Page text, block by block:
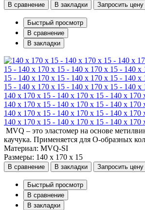
В сравнение В закладки Запросить цену
Быстрый просмотр
В сравнение
В закладки
140 x 170 x 15 - 140 x 170 x 15 - 140 x 170
140 x 170 x 15 - 140 x 170 x 15 - 140 x 170
140 x 170 x 15 - 140 x 170 x 15 - 140 x 170
140 x 170 x 15 - 140 x 170 x 15 - 140 x 170
MVQ – это эластомер на основе
каучука. Применяется для О-образных
Материал: MVQ-SI
Размеры: 140 x 170 x 15
В сравнение В закладки Запросить цену
Быстрый просмотр
В сравнение
В закладки